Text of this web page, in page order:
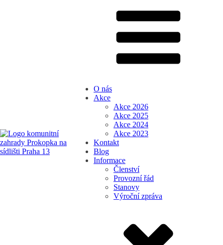
O nás
Akce
Akce 2026
Akce 2025
Akce 2024
Akce 2023
Kontakt
Blog
Informace
Členství
Provozní řád
Stanovy
Výroční zpráva